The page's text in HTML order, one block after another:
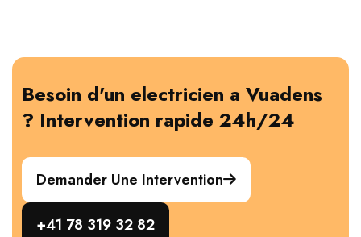
Besoin d'un electricien a Vuadens
? Intervention rapide 24h/24
Demander Une Intervention
+41 78 319 32 82